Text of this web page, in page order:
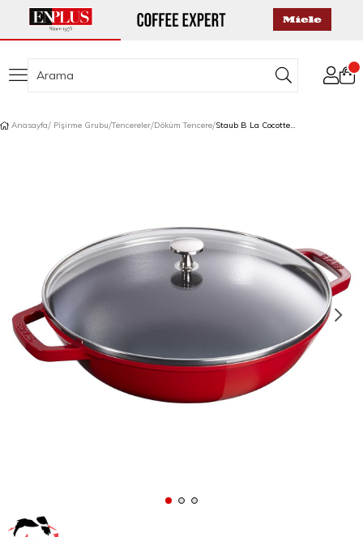
Anasayfa Pişirme Grubu Tencereler Döküm Tencere Staub B La Cocotte Döküm Wok Tava Cam Kapaklı 30 cm Kiraz